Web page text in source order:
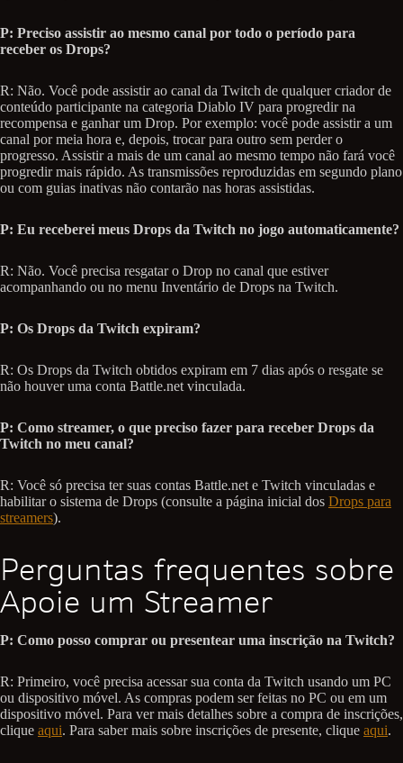
P: Preciso assistir ao mesmo canal por todo o período para
receber os Drops?
R: Não. Você pode assistir ao canal da Twitch de qualquer criador de
conteúdo participante na categoria Diablo IV para progredir na
recompensa e ganhar um Drop. Por exemplo: você pode assistir a um
canal por meia hora e, depois, trocar para outro sem perder o
progresso. Assistir a mais de um canal ao mesmo tempo não fará você
progredir mais rápido. As transmissões reproduzidas em segundo plano
ou com guias inativas não contarão nas horas assistidas.
P: Eu receberei meus Drops da Twitch no jogo automaticamente?
R: Não. Você precisa resgatar o Drop no canal que estiver
acompanhando ou no menu Inventário de Drops na Twitch.
P: Os Drops da Twitch expiram?
R: Os Drops da Twitch obtidos expiram em 7 dias após o resgate se
não houver uma conta Battle.net vinculada.
P: Como streamer, o que preciso fazer para receber Drops da
Twitch no meu canal?
R: Você só precisa ter suas contas Battle.net e Twitch vinculadas e
habilitar o sistema de Drops (consulte a página inicial dos Drops para
streamers).
Perguntas frequentes sobre
Apoie um Streamer
P: Como posso comprar ou presentear uma inscrição na Twitch?
R: Primeiro, você precisa acessar sua conta da Twitch usando um PC
ou dispositivo móvel. As compras podem ser feitas no PC ou em um
dispositivo móvel. Para ver mais detalhes sobre a compra de inscrições,
clique aqui. Para saber mais sobre inscrições de presente, clique aqui.